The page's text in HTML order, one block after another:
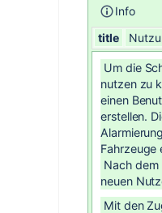
Info
title
Um die
nutzen zu
einen
erstellen.
Fahrzeuge
Nach dem
neuen
Mit den